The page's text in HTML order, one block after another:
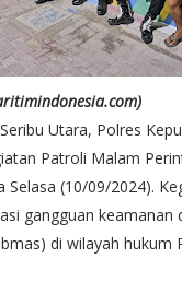
Utara, Polres
Patroli Malam
Selasa (10/09/2024).
gangguan keamanan
di wilayah hukum